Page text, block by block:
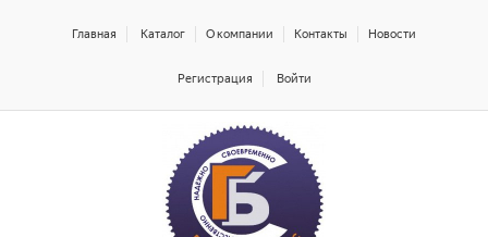
Главная Каталог О компании Контакты Новости
Регистрация Войти